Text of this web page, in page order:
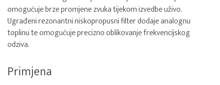
omogućuje brze promjene zvuka tijekom izvedbe uživo.
Ugrađeni rezonantni niskopropusni filter dodaje analognu
toplinu te omogućuje precizno oblikovanje frekvencijskog
odziva.
Primjena